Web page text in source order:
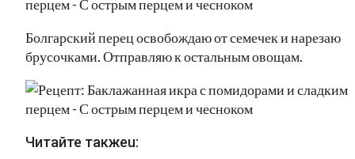
Болгарский перец освобождаю от семечек и нарезаю
брусочками. Отправляю к остальным овощам.
Читайте такжеu: